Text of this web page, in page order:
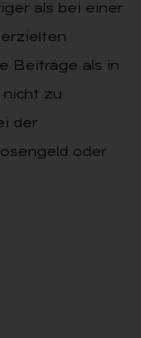
als bei einer
Beiträge als in
nicht zu
der
oder